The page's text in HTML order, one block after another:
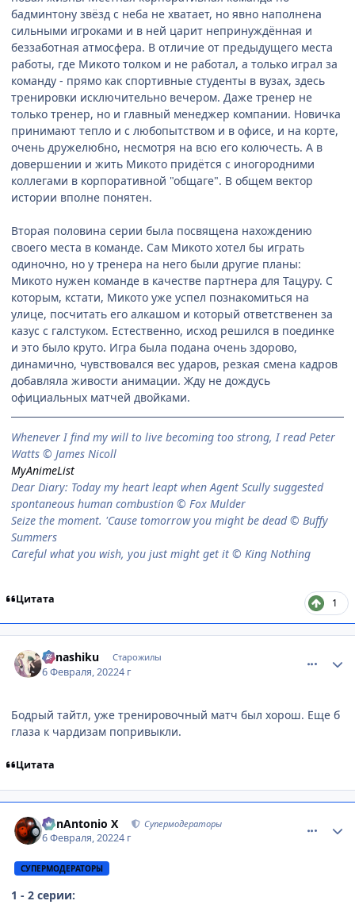
бадминтону звёзд с неба не хватает, но явно наполнена
сильными игроками и в ней царит непринуждённая и
беззаботная атмосфера. В отличие от предыдущего места
работы, где Микото толком и не работал, а только играл за
команду - прямо как спортивные студенты в вузах, здесь
тренировки исключительно вечером. Даже тренер не
только тренер, но и главный менеджер компании. Новичка
принимают тепло и с любопытством и в офисе, и на корте,
очень дружелюбно, несмотря на всю его колючесть. А в
довершении и жить Микото придётся с иногородними
коллегами в корпоративной "общаге". В общем вектор
истории вполне понятен.
Вторая половина серии была посвящена нахождению
своего места в команде. Сам Микото хотел бы играть
одиночно, но у тренера на него были другие планы:
Микото нужен команде в качестве партнера для Тацуру. С
которым, кстати, Микото уже успел познакомиться на
улице, посчитать его алкашом и который ответственен за
казус с галстуком. Естественно, исход решился в поединке
и это было круто. Игра была подана очень здорово,
динамично, чувствовался вес ударов, резкая смена кадров
добавляла живости анимации. Жду не дождусь
официальных матчей двойками.
When­ever I find my will to live be­com­ing too strong, I read Peter
Watts © James Nicoll
MyAnimeList
Dear Diary: Today my heart leapt when Agent Scully suggested
spontaneous human combustion © Fox Mulder
Seize the moment. 'Cause tomorrow you might be dead © Buffy
Summers
Careful what you wish, you just might get it © King Nothing
Цитата 1
Kanashiku Старожилы
6 Февраля, 20224 г
Бодрый тайтл, уже тренировочный матч был хорош. Еще б
глаза к чардизам попривыкли.
Цитата
BonAntonio X Супермодераторы
6 Февраля, 20224 г
СУПЕРМОДЕРАТОРЫ
1 - 2 серии: